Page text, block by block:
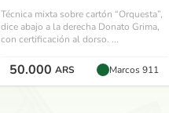
Técnica mixta sobre cartón “Orquesta”,
dice abajo a la derecha Donato Grima,
con certificación al dorso. ...
50.000 ARS Marcos 911